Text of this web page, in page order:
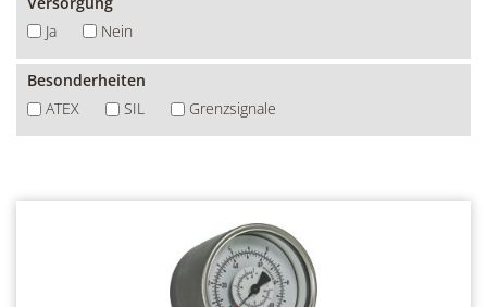
Ja
Nein
Besonderheiten
ATEX
SIL Grenzsignale